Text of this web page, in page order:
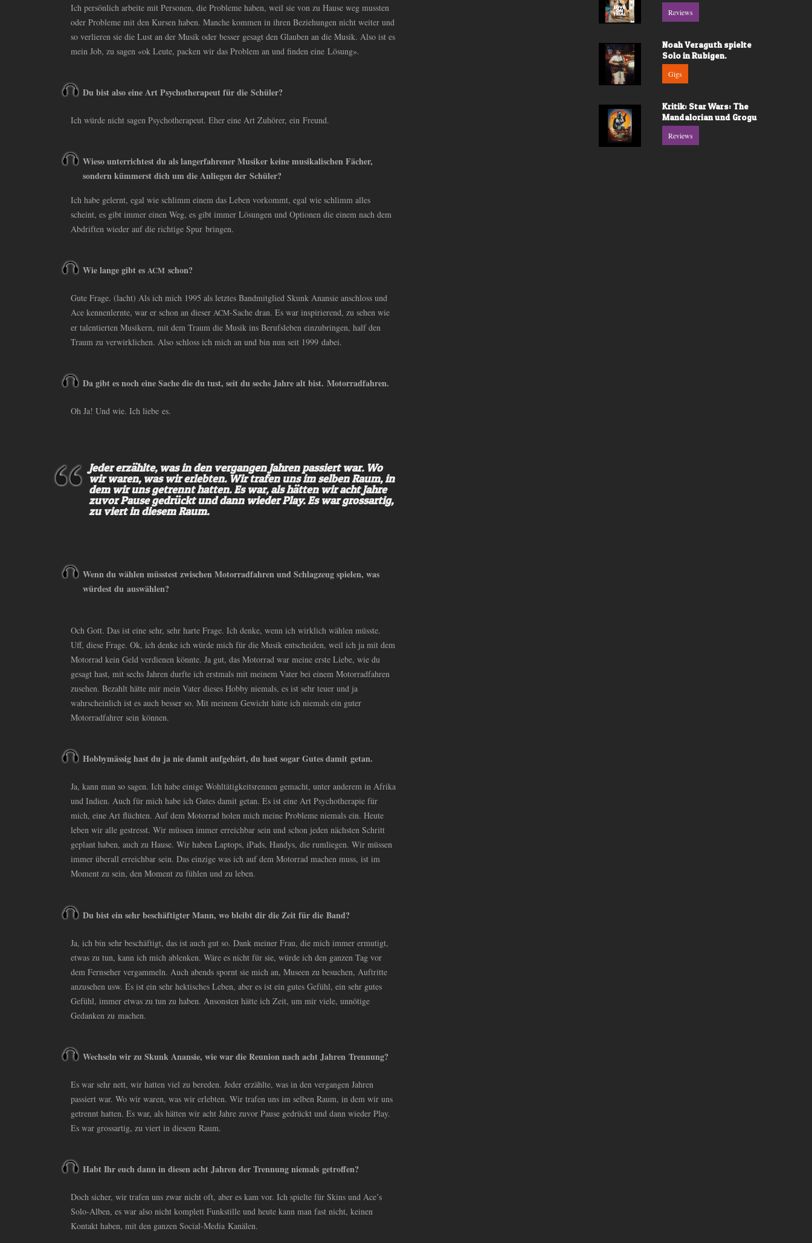
Ich persönlich arbeite mit Personen, die Probleme haben, weil sie von zu Hause weg mussten
oder Probleme mit den Kursen haben. Manche kommen in ihren Beziehungen nicht weiter und
so verlieren sie die Lust an der Musik oder besser gesagt den Glauben an die Musik. Also ist es
mein Job, zu sagen «ok Leute, packen wir das Problem an und finden eine Lösung».
Du bist also eine Art Psychotherapeut für die Schüler?
Ich würde nicht sagen Psychotherapeut. Eher eine Art Zuhörer, ein Freund.
Wieso unterrichtest du als langerfahrener Musiker keine musikalischen Fächer,
sondern kümmerst dich um die Anliegen der Schüler?
Ich habe gelernt, egal wie schlimm einem das Leben vorkommt, egal wie schlimm alles
scheint, es gibt immer einen Weg, es gibt immer Lösungen und Optionen die einem nach dem
Abdriften wieder auf die richtige Spur bringen.
Wie lange gibt es ACM schon?
Gute Frage. (lacht) Als ich mich 1995 als letztes Bandmitglied Skunk Anansie anschloss und
Ace kennenlernte, war er schon an dieser ACM-Sache dran. Es war inspirierend, zu sehen wie
er talentierten Musikern, mit dem Traum die Musik ins Berufsleben einzubringen, half den
Traum zu verwirklichen. Also schloss ich mich an und bin nun seit 1999 dabei.
Da gibt es noch eine Sache die du tust, seit du sechs Jahre alt bist. Motorradfahren.
Oh Ja! Und wie. Ich liebe es.
Jeder erzählte, was in den vergangen Jahren passiert war. Wo
wir waren, was wir erlebten. Wir trafen uns im selben Raum, in
dem wir uns getrennt hatten. Es war, als hätten wir acht Jahre
zuvor Pause gedrückt und dann wieder Play. Es war grossartig,
zu viert in diesem Raum.
Wenn du wählen müsstest zwischen Motorradfahren und Schlagzeug spielen, was
würdest du auswählen?
Och Gott. Das ist eine sehr, sehr harte Frage. Ich denke, wenn ich wirklich wählen müsste.
Uff, diese Frage. Ok, ich denke ich würde mich für die Musik entscheiden, weil ich ja mit dem
Motorrad kein Geld verdienen könnte. Ja gut, das Motorrad war meine erste Liebe, wie du
gesagt hast, mit sechs Jahren durfte ich erstmals mit meinem Vater bei einem Motorradfahren
zusehen. Bezahlt hätte mir mein Vater dieses Hobby niemals, es ist sehr teuer und ja
wahrscheinlich ist es auch besser so. Mit meinem Gewicht hätte ich niemals ein guter
Motorradfahrer sein können.
Hobbymässig hast du ja nie damit aufgehört, du hast sogar Gutes damit getan.
Ja, kann man so sagen. Ich habe einige Wohltätigkeitsrennen gemacht, unter anderem in Afrika
und Indien. Auch für mich habe ich Gutes damit getan. Es ist eine Art Psychotherapie für
mich, eine Art flüchten. Auf dem Motorrad holen mich meine Probleme niemals ein. Heute
leben wir alle gestresst. Wir müssen immer erreichbar sein und schon jeden nächsten Schritt
geplant haben, auch zu Hause. Wir haben Laptops, iPads, Handys, die rumliegen. Wir müssen
immer überall erreichbar sein. Das einzige was ich auf dem Motorrad machen muss, ist im
Moment zu sein, den Moment zu fühlen und zu leben.
Du bist ein sehr beschäftigter Mann, wo bleibt dir die Zeit für die Band?
Ja, ich bin sehr beschäftigt, das ist auch gut so. Dank meiner Frau, die mich immer ermutigt,
etwas zu tun, kann ich mich ablenken. Wäre es nicht für sie, würde ich den ganzen Tag vor
dem Fernseher vergammeln. Auch abends spornt sie mich an, Museen zu besuchen, Auftritte
anzusehen usw. Es ist ein sehr hektisches Leben, aber es ist ein gutes Gefühl, ein sehr gutes
Gefühl, immer etwas zu tun zu haben. Ansonsten hätte ich Zeit, um mir viele, unnötige
Gedanken zu machen.
Wechseln wir zu Skunk Anansie, wie war die Reunion nach acht Jahren Trennung?
Es war sehr nett, wir hatten viel zu bereden. Jeder erzählte, was in den vergangen Jahren
passiert war. Wo wir waren, was wir erlebten. Wir trafen uns im selben Raum, in dem wir uns
getrennt hatten. Es war, als hätten wir acht Jahre zuvor Pause gedrückt und dann wieder Play.
Es war grossartig, zu viert in diesem Raum.
Habt Ihr euch dann in diesen acht Jahren der Trennung niemals getroffen?
Doch sicher, wir trafen uns zwar nicht oft, aber es kam vor. Ich spielte für Skins und Ace’s
Solo-Alben, es war also nicht komplett Funkstille und heute kann man fast nicht, keinen
Kontakt haben, mit den ganzen Social-Media Kanälen.
Reviews
Noah Veraguth spielte
Solo in Rubigen.
Gigs
Kritik: Star Wars: The
Mandalorian und Grogu
Reviews